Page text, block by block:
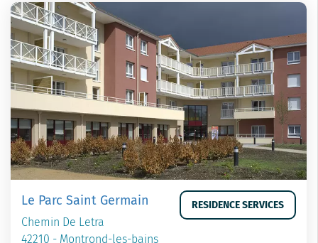
Le Parc Saint Germain
Chemin De Letra
42210 - Montrond-les-bains
RESIDENCE SERVICES